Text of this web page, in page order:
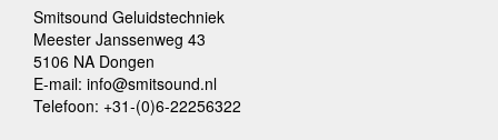
Smitsound Geluidstechniek
Meester Janssenweg 43
5106 NA Dongen
E-mail: info@smitsound.nl
Telefoon: +31-(0)6-22256322